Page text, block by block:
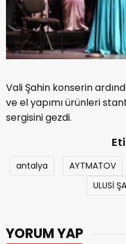
Vali Şahin konserin
ve el yapımı ürünleri
sergisini gezdi.
antalya AYTMATOV
ULUSİ
YORUM YAP